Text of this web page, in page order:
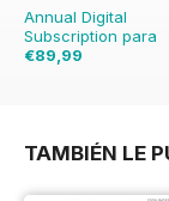
Annual Digital
Subscription para
€89,99
TAMBIÉN LE